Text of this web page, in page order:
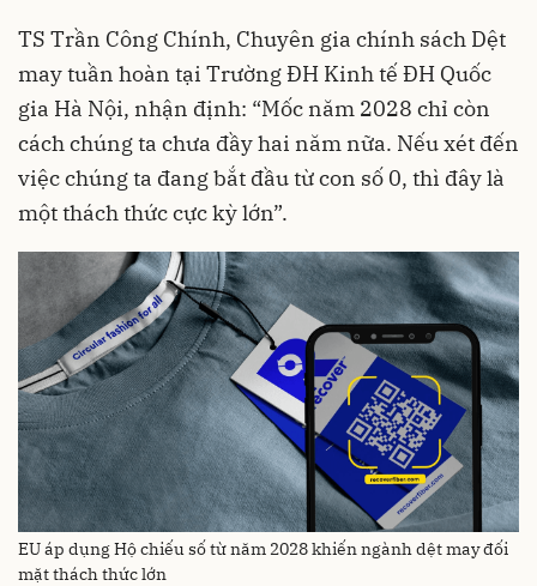
TS Trần Công Chính, Chuyên gia chính sách Dệt
may tuần hoàn tại Trường ĐH Kinh tế ĐH Quốc
gia Hà Nội, nhận định: “Mốc năm 2028 chỉ còn
cách chúng ta chưa đầy hai năm nữa. Nếu xét đến
việc chúng ta đang bắt đầu từ con số 0, thì đây là
một thách thức cực kỳ lớn”.
EU áp dụng Hộ chiếu số từ năm 2028 khiến ngành dệt may đối
mặt thách thức lớn